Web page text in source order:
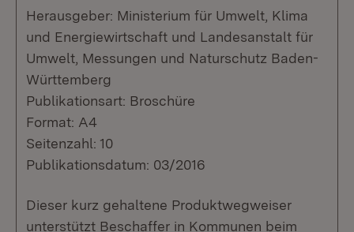
Herausgeber: Ministerium für Umwelt, Klima
und Energiewirtschaft und Landesanstalt für
Umwelt, Messungen und Naturschutz Baden-
Württemberg
Publikationsart: Broschüre
Format: A4
Seitenzahl: 10
Publikationsdatum: 03/2016
Dieser kurz gehaltene Produktwegweiser
unterstützt Beschaffer in Kommunen beim